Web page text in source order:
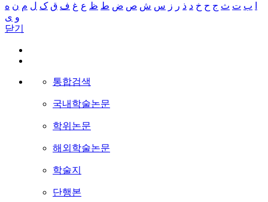
ب ت ث ج ح خ د ذ ر ز س ش ص ض ط ظ ع غ ف ق ک ل م ن ه
و ی
닫기
통합검색
국내학술논문
학위논문
해외학술논문
학술지
단행본